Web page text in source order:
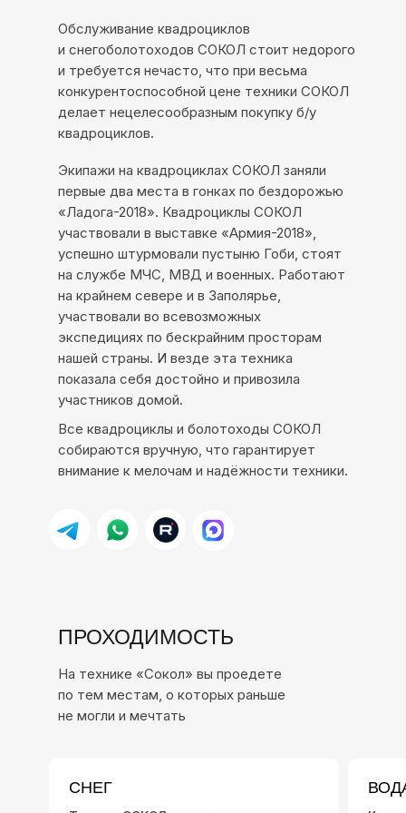
Компания Сокол является разработчиком и
патентообладателем на схему подвески и
конструкции квадроцикла Сокол в целом.
года, именно тогда появился первый
прототип квадроцикла Сокол.
В гамму оборудования компании СОКОЛ
входят как квадроциклы, так и
Экипажи на квадроциклах СОКОЛ заняли
первые два места в гонках по бездорожью
«Ладога-2018». Квадроциклы СОКОЛ
участвовали в выставке «Армия-2018»,
успешно штурмовали пустыню Гоби, стоят
на службе МЧС, МВД и военных. Работают
на крайнем севере и в Заполярье,
участвовали во всевозможных
экспедициях по бескрайним просторам
нашей страны. И везде эта техника
показала себя достойно и привозила
участников домой.
Все квадроциклы и болотоходы СОКОЛ
собираются вручную, что гарантирует
внимание к мелочам и надёжности техники.
СОКОЛ стоит
требуется нечасто, что при
цене
Обслуживание квадроциклов
и снегоболотоходов СОКОЛ стоит недорого
и требуется нечасто, что при весьма
конкурентоспособной цене техники СОКОЛ
делает нецелесообразным покупку б/у
квадроциклов.
ПРОХОДИМОСТЬ
На технике «Сокол» вы проедете
по тем местам, о которых раньше
не могли и мечтать
СНЕГ